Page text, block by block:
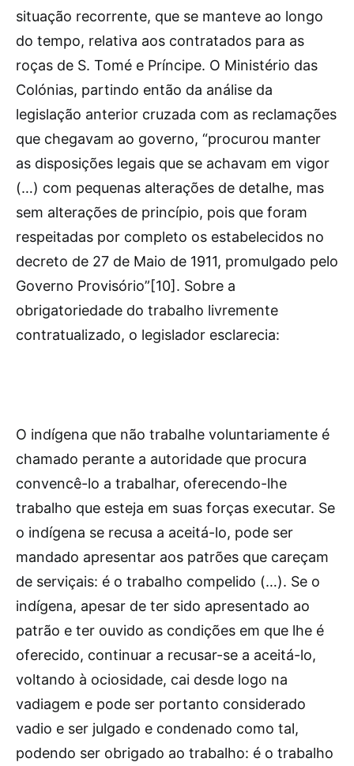
situação recorrente, que se manteve ao longo
do tempo, relativa aos contratados para as
roças de S. Tomé e Príncipe. O Ministério das
Colónias, partindo então da análise da
legislação anterior cruzada com as reclamações
que chegavam ao governo, “procurou manter
as disposições legais que se achavam em vigor
(…) com pequenas alterações de detalhe, mas
sem alterações de princípio, pois que foram
respeitadas por completo os estabelecidos no
decreto de 27 de Maio de 1911, promulgado pelo
Governo Provisório”[10]. Sobre a
obrigatoriedade do trabalho livremente
contratualizado, o legislador esclarecia:
O indígena que não trabalhe voluntariamente é
chamado perante a autoridade que procura
convencê-lo a trabalhar, oferecendo-lhe
trabalho que esteja em suas forças executar. Se
o indígena se recusa a aceitá-lo, pode ser
mandado apresentar aos patrões que careçam
de serviçais: é o trabalho compelido (…). Se o
indígena, apesar de ter sido apresentado ao
patrão e ter ouvido as condições em que lhe é
oferecido, continuar a recusar-se a aceitá-lo,
voltando à ociosidade, cai desde logo na
vadiagem e pode ser portanto considerado
vadio e ser julgado e condenado como tal,
podendo ser obrigado ao trabalho: é o trabalho